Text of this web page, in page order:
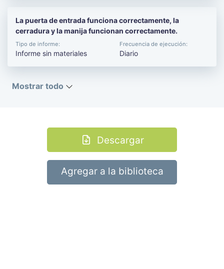
La puerta de entrada funciona correctamente, la
cerradura y la manija funcionan correctamente.
Tipo de informe:
Informe sin materiales
Frecuencia de ejecución:
Diario
Mostrar todo
Descargar
Agregar a la biblioteca